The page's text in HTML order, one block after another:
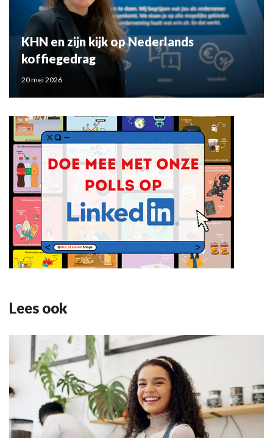
KHN en zijn kijk op Nederlands
koffiegedrag
20 mei 2026
Lees ook